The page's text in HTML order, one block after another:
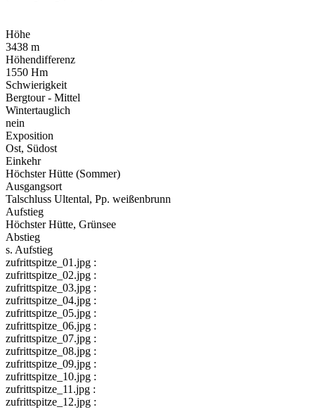
Höhe
3438 m
Höhendifferenz
1550 Hm
Schwierigkeit
Bergtour - Mittel
Wintertauglich
nein
Exposition
Ost, Südost
Einkehr
Höchster Hütte (Sommer)
Ausgangsort
Talschluss Ultental, Pp. weißenbrunn
Aufstieg
Höchster Hütte, Grünsee
Abstieg
s. Aufstieg
zufrittspitze_01.jpg :
zufrittspitze_02.jpg :
zufrittspitze_03.jpg :
zufrittspitze_04.jpg :
zufrittspitze_05.jpg :
zufrittspitze_06.jpg :
zufrittspitze_07.jpg :
zufrittspitze_08.jpg :
zufrittspitze_09.jpg :
zufrittspitze_10.jpg :
zufrittspitze_11.jpg :
zufrittspitze_12.jpg :